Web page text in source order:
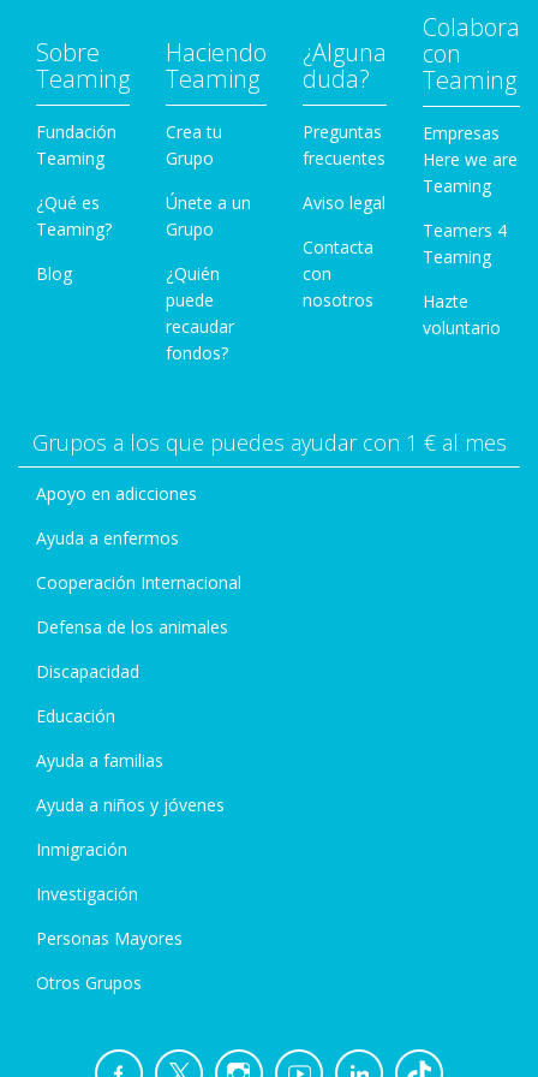
Sobre
Teaming
Fundación
Teaming
¿Qué es
Teaming?
Blog
Haciendo
Teaming
Crea tu
Grupo
Únete a un
Grupo
¿Quién
puede
recaudar
fondos?
¿Alguna
duda?
Preguntas
frecuentes
Aviso legal
Contacta
con
nosotros
Colabora
con
Teaming
Empresas
Here we are
Teaming
Teamers 4
Teaming
Hazte
voluntario
Grupos a los que puedes ayudar con 1 € al mes
Apoyo en adicciones
Ayuda a enfermos
Cooperación Internacional
Defensa de los animales
Discapacidad
Educación
Ayuda a familias
Ayuda a niños y jóvenes
Inmigración
Investigación
Personas Mayores
Otros Grupos